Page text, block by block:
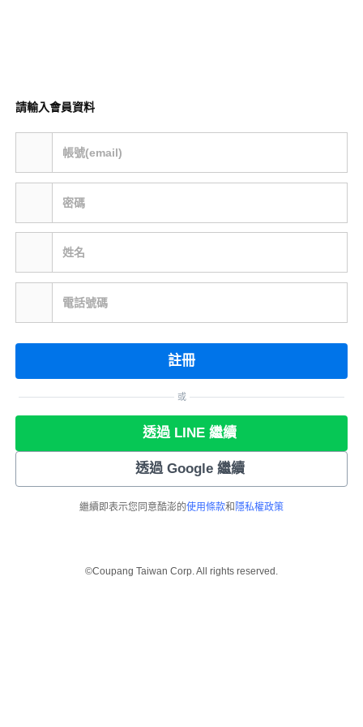
請輸入會員資料
帳號(email)
密碼
姓名
電話號碼
註冊
或
透過 LINE 繼續
透過 Google 繼續
繼續即表示您同意酷澎的使用條款和 隱私權政策
©Coupang Taiwan Corp. All rights reserved.